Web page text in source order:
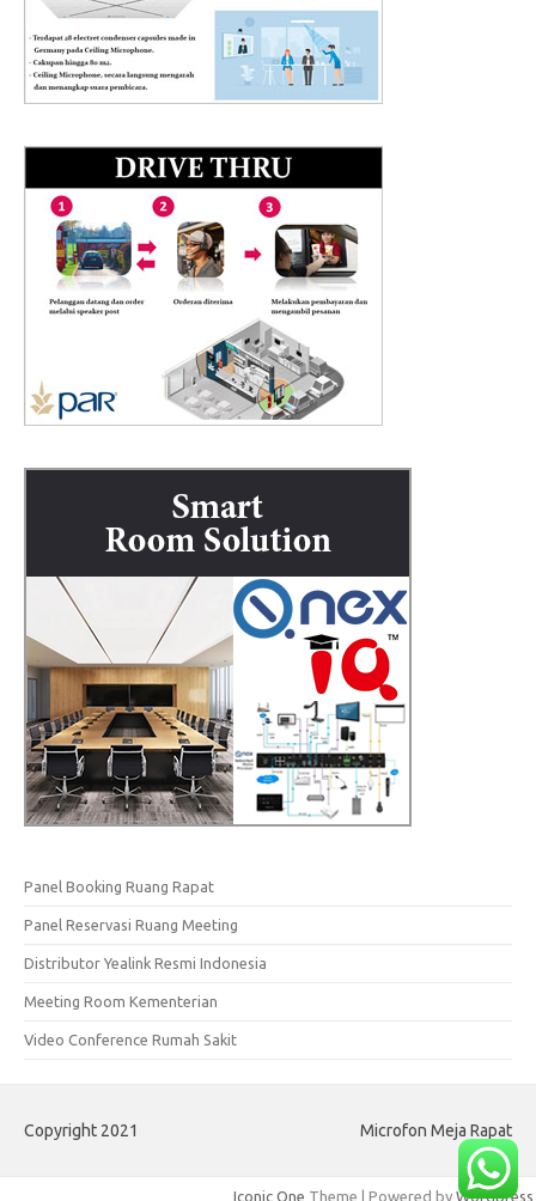
Panel Booking Ruang Rapat
Panel Reservasi Ruang Meeting
Distributor Yealink Resmi Indonesia
Meeting Room Kementerian
Video Conference Rumah Sakit
Copyright 2021 Microfon Meja Rapat
Iconic One Theme | Powered by Wordpress